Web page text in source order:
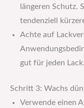
längeren Schutz.
tendenziell
Achte auf
gut für jeden Lack.
Schritt 3: Wachs
Verwende einen